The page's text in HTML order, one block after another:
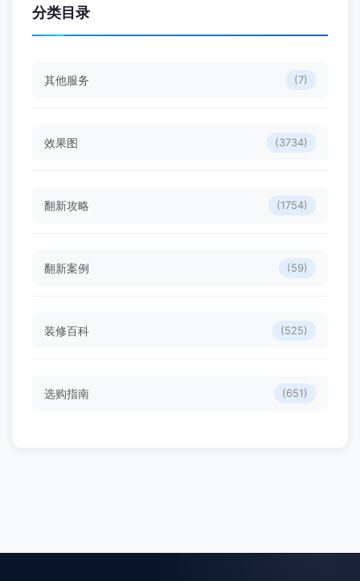
分类目录
其他服务 (7)
效果图 (3734)
翻新攻略 (1754)
翻新案例 (59)
装修百科 (525)
选购指南 (651)